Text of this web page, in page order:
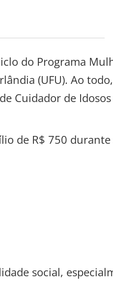
do Programa
(UFU). Ao
Cuidador de
de R$ 750 durante
social,